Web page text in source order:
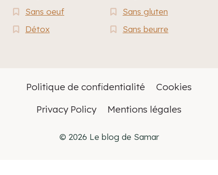
Sans oeuf
Sans gluten
Détox
Sans beurre
Politique de confidentialité
Cookies
Privacy Policy
Mentions légales
© 2026 Le blog de Samar